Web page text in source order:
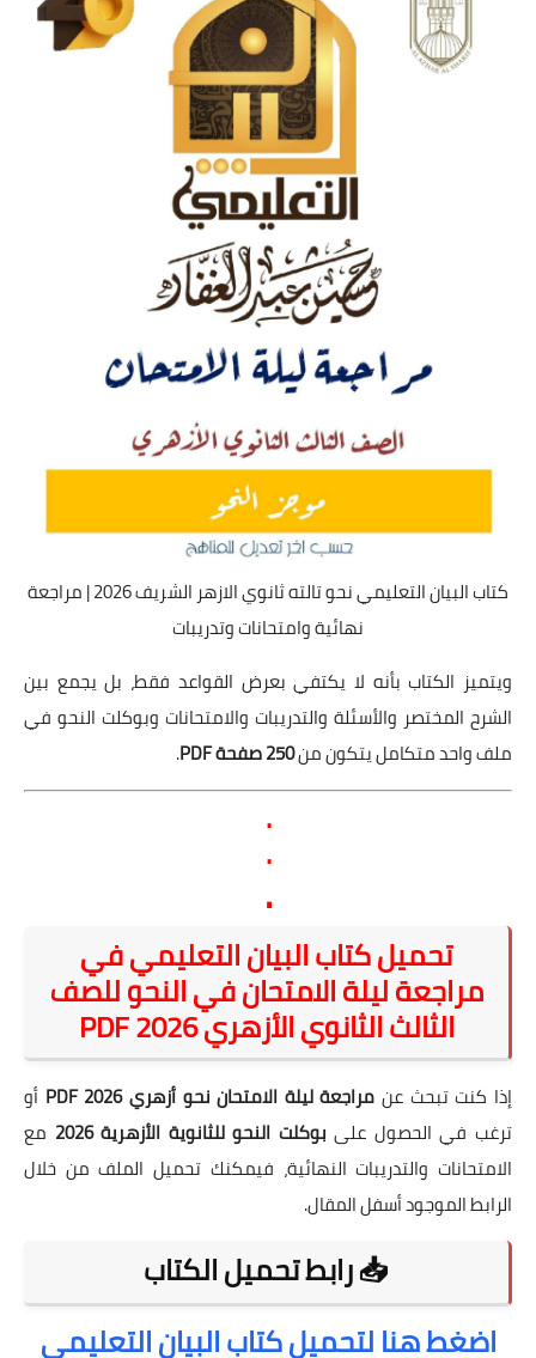
كتاب البيان التعليمي نحو تالته ثانوي الازهر الشريف 2026 | مراجعة
نهائية وامتحانات وتدريبات
ويتميز الكتاب بأنه لا يكتفي بعرض القواعد فقط، بل يجمع بين
الشرح المختصر والأسئلة والتدريبات والامتحانات وبوكلت النحو في
ملف واحد متكامل يتكون من250 صفحة PDF .
.
.
.
تحميل كتاب البيان التعليمي في
مراجعة ليلة الامتحان في النحو للصف
الثالث الثانوي الأزهري 2026 PDF
إذا كنت تبحث عن مراجعة ليلة الامتحان نحو أزهري 2026 PDF
أو
ترغب في الحصول على بوكلت النحو للثانوية الأزهرية 2026
مع
الامتحانات والتدريبات النهائية، فيمكنك تحميل الملف من خلال
الرابط الموجود أسفل المقال.
📥 رابط تحميل الكتاب
اضغط هنا لتحميل كتاب البيان التعليمي